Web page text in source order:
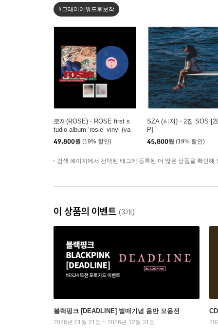
#그래미어워드후보작
로제(ROSE) - ROSE first s
tudio album ‘rosie’ vinyl (va
mpirehollie edition blue) [블
루 컬러 LP]
49,800원 (19% 할인)
SZA (시저) - 2집 SOS
P]
45,800원 (19% 할인)
검색 페이지에서 선택된 태그에 등록된 더 많은 상품을 확인해
이 상품의 이벤트 (3개)
블랙핑크 [DEADLINE] 발매기념 음반 모음전
2026년 01월 21일 ~ 2026년 12월 31일